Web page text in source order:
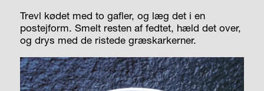
Trevl kødet med to gafler, og læg det i en
postejform. Smelt resten af fedtet, hæld det over,
og drys med de ristede græskarkerner.